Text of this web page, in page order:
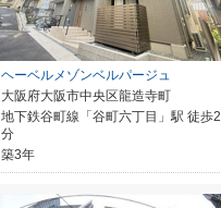
ヘーベルメゾンベルパージュ
大阪府大阪市中央区龍造寺町
地下鉄谷町線「谷町六丁目」駅 徒歩2
分
築3年